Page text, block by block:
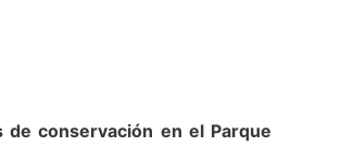
de conservación en el Parque